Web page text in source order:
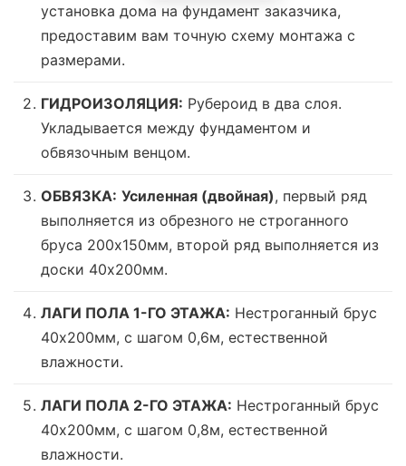
установка дома на фундамент заказчика,
предоставим вам точную схему монтажа с
размерами.
ГИДРОИЗОЛЯЦИЯ: Рубероид в два слоя.
Укладывается между фундаментом и
обвязочным венцом.
ОБВЯЗКА: Усиленная (двойная), первый ряд
выполняется из обрезного не строганного
бруса 200х150мм, второй ряд выполняется из
доски 40х200мм.
ЛАГИ ПОЛА 1-ГО ЭТАЖА: Нестроганный брус
40х200мм, с шагом 0,6м, естественной
влажности.
ЛАГИ ПОЛА 2-ГО ЭТАЖА: Нестроганный брус
40х200мм, с шагом 0,8м, естественной
влажности.